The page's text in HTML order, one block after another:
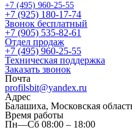
+7 (495) 960-25-55
+7 (925) 180-17-74
Звонок бесплатный
+7 (905) 535-82-61
Отдел продаж
+7 (495) 960-25-55
Техническая поддержка
Заказать звонок
Почта
profilsbit@yandex.ru
Адрес
Балашиха, Московская
Время работы
Пн—Сб 08:00 – 18:00